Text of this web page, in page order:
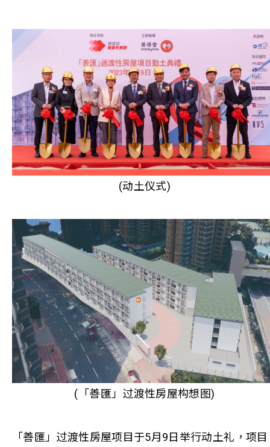
(动土仪式)
(「善匯」过渡性房屋构想图)
「善匯」过渡性房屋项目于5月9日举行动土礼，项目